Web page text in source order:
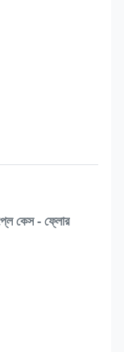
কেস - ফ্লোর